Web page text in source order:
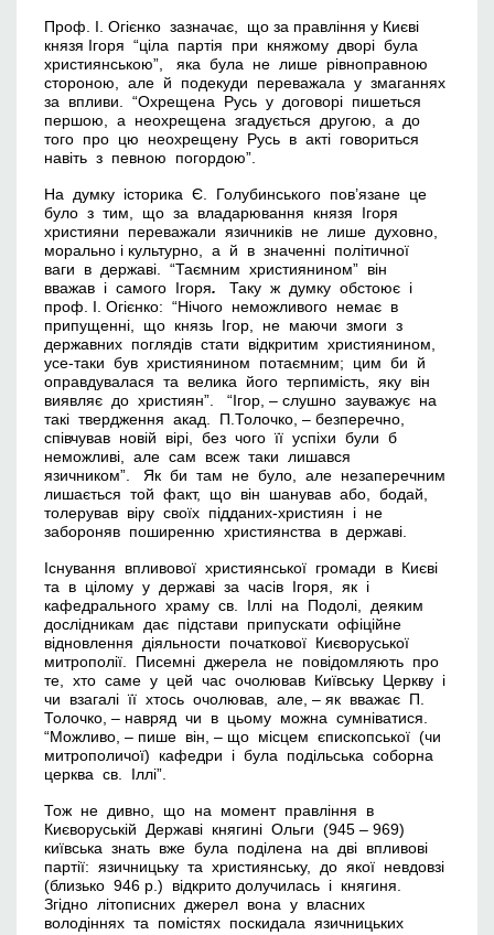
Проф. І. Огієнко зазначає, що за правління у Києві
князя Ігоря “ціла партія при княжому дворі була
християнською”, яка була не лише рівноправною
стороною, але й подекуди переважала у змаганнях
за впливи. “Охрещена Русь у договорі пишеться
першою, а неохрещена згадується другою, а до
того про цю неохрещену Русь в акті говориться
навіть з певною погордою”.
На думку історика Є. Голубинського пов’язане це
було з тим, що за владарювання князя Ігоря
християни переважали язичників не лише духовно,
морально і культурно, а й в значенні політичної
ваги в державі. “Таємним християнином” він
вважав і самого Ігоря. Таку ж думку обстоює і
проф. І. Огієнко: “Нічого неможливого немає в
припущенні, що князь Ігор, не маючи змоги з
державних поглядів стати відкритим християнином,
усе-таки був християнином потаємним; цим би й
оправдувалася та велика його терпимість, яку він
виявляє до християн”. “Ігор, – слушно зауважує на
такі твердження акад. П.Толочко, – безперечно,
співчував новій вірі, без чого її успіхи були б
неможливі, але сам всеж таки лишався
язичником”. Як би там не було, але незаперечним
лишається той факт, що він шанував або, бодай,
толерував віру своїх підданих-християн і не
забороняв поширенню християнства в державі.
Існування впливової християнської громади в Києві
та в цілому у державі за часів Ігоря, як і
кафедрального храму св. Іллі на Подолі, деяким
дослідникам дає підстави припускати офіційне
відновлення діяльности початкової Києворуської
митрополії. Писемні джерела не повідомляють про
те, хто саме у цей час очолював Київську Церкву і
чи взагалі її хтось очолював, але, – як вважає П.
Толочко, – навряд чи в цьому можна сумніватися.
“Можливо, – пише він, – що місцем єпископської (чи
митрополичої) кафедри і була подільська соборна
церква св. Іллі”.
Тож не дивно, що на момент правління в
Києворуській Державі княгині Ольги (945 – 969)
київська знать вже була поділена на дві впливові
партії: язичницьку та християнську, до якої невдовзі
(близько 946 р.) відкрито долучилась і княгиня.
Згідно літописних джерел вона у власних
володіннях та помістях поскидала язичницьких